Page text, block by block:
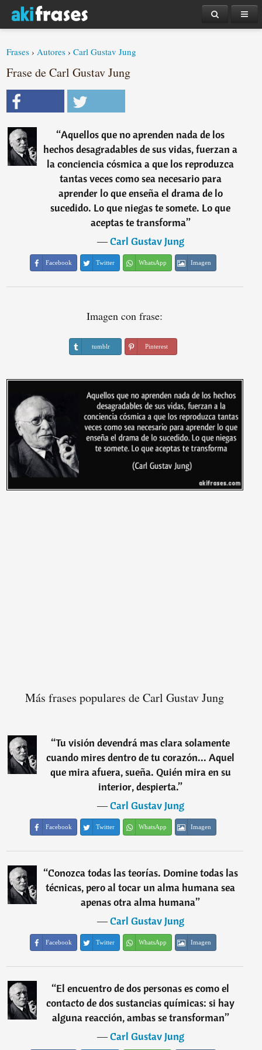
Frases ›Autores ›Carl Gustav Jung
Frase de Carl Gustav Jung
“Aquellos que no aprenden nada de los
hechos desagradables de sus vidas, fuerzan a
la conciencia cósmica a que los reproduzca
tantas veces como sea necesario para
aprender lo que enseña el drama de lo
sucedido. Lo que niegas te somete. Lo que
aceptas te transforma”
―Carl Gustav Jung
Facebook Twitter WhatsApp Imagen
Imagen con frase:
tumblr Pinterest
Más frases populares de Carl Gustav Jung
“Tu visión devendrá mas clara solamente
cuando mires dentro de tu corazón... Aquel
que mira afuera, sueña. Quién mira en su
interior, despierta.”
―Carl Gustav Jung
Facebook Twitter WhatsApp Imagen
“Conozca todas las teorías. Domine todas las
técnicas, pero al tocar un alma humana sea
apenas otra alma humana”
―Carl Gustav Jung
Facebook Twitter WhatsApp Imagen
“El encuentro de dos personas es como el
contacto de dos sustancias químicas: si hay
alguna reacción, ambas se transforman”
―Carl Gustav Jung